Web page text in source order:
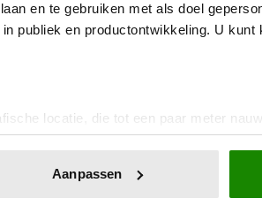
en te gebruiken met als doel
publiek en productontwikkeling. U
locatie, die tot een paar meter
te scannen op specifieke
in de Cookieverklaring.
Aanpassen